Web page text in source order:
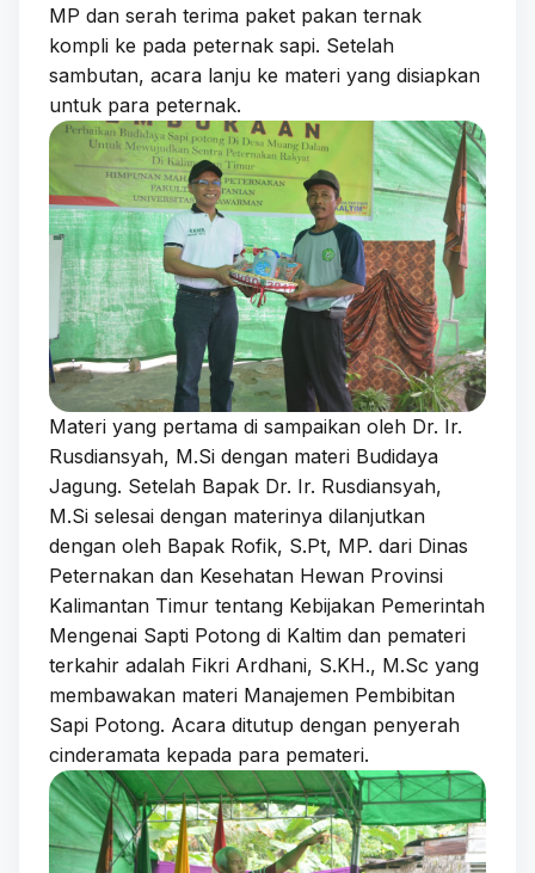
MP dan serah terima paket pakan ternak
kompli ke pada peternak sapi. Setelah
sambutan, acara lanju ke materi yang disiapkan
untuk para peternak.
Materi yang pertama di sampaikan oleh Dr. Ir.
Rusdiansyah, M.Si dengan materi Budidaya
Jagung. Setelah Bapak Dr. Ir. Rusdiansyah,
M.Si selesai dengan materinya dilanjutkan
dengan oleh Bapak Rofik, S.Pt, MP. dari Dinas
Peternakan dan Kesehatan Hewan Provinsi
Kalimantan Timur tentang Kebijakan Pemerintah
Mengenai Sapti Potong di Kaltim dan pemateri
terkahir adalah Fikri Ardhani, S.KH., M.Sc yang
membawakan materi Manajemen Pembibitan
Sapi Potong. Acara ditutup dengan penyerah
cinderamata kepada para pemateri.